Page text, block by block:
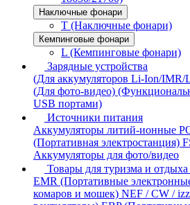
Наключные фонари
T (Наключные фонари)
Кемпинговые фонари
L (Кемпинговые фонари)
Зарядные устройства
(Для аккумуляторов Li-Ion/
(Для фото-видео)
USB портами)
Источники питания
Аккумуляторы литий-ионные
(Портативная электростанция)
Аккумуляторы для фото/видео
Товары для туризма и
EMR (Портативные
комаров и мошек) NEF / CW /